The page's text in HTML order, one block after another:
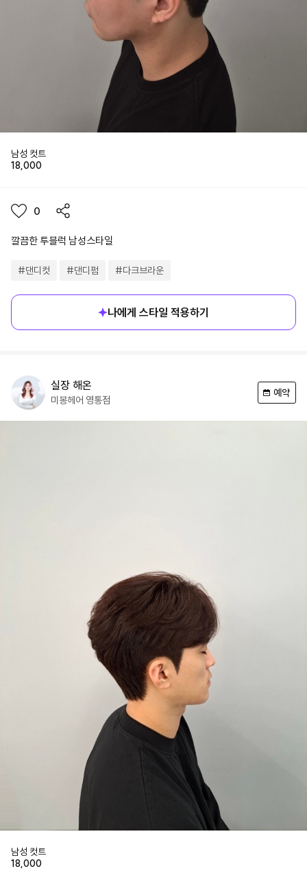
남성 컷트
18,000
0
깔끔한 투블럭 남성스타일
#댄디컷 #댄디펌 #다크브라운
나에게 스타일 적용하기
실장 해온
미봉헤어 영통점
예약
남성 컷트
18,000